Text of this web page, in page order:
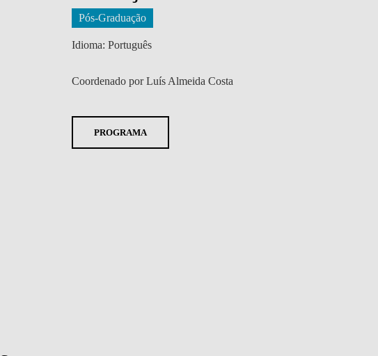
Pós-Graduação
Idioma: Português
Coordenado por Luís Almeida Costa
PROGRAMA